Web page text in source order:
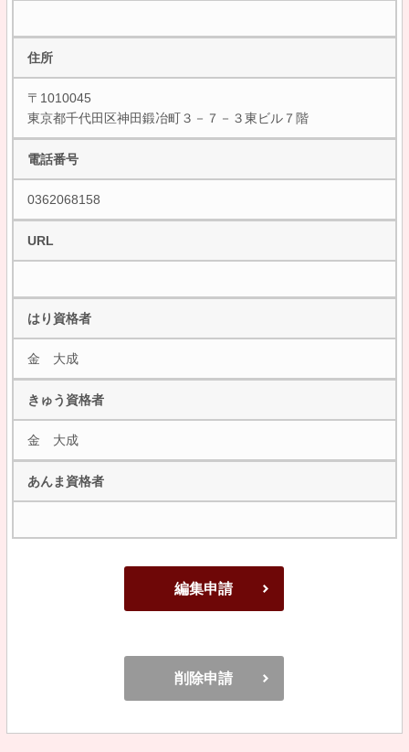
住所
〒1010045
東京都千代田区神田鍛冶町３－７－３東ビル７階
電話番号
0362068158
URL
はり資格者
金 大成
きゅう資格者
金 大成
あんま資格者
編集申請
削除申請